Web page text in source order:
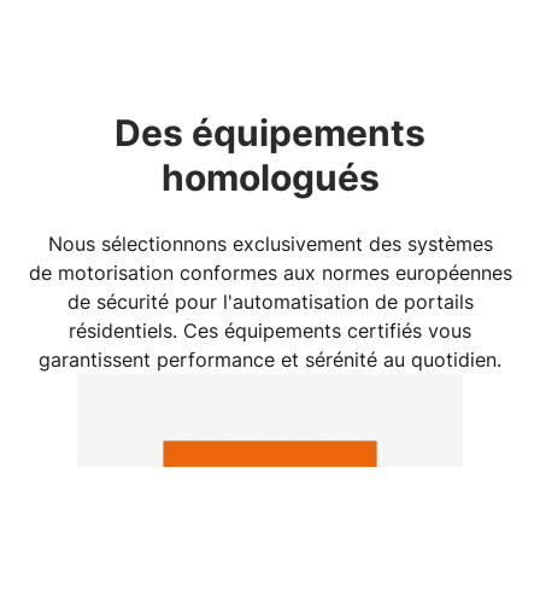
Des équipements
homologués
Nous sélectionnons exclusivement des systèmes
de motorisationconformes aux normes européennes
de sécuritépour l'automatisationde portails
résidentiels. Ces équipements certifiés vous
garantissent performance et sérénité au quotidien.